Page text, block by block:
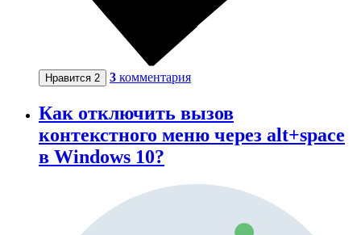
Нравится 2 3 комментария
Как отключить вызов
контекстного меню через alt+space
в Windows 10?